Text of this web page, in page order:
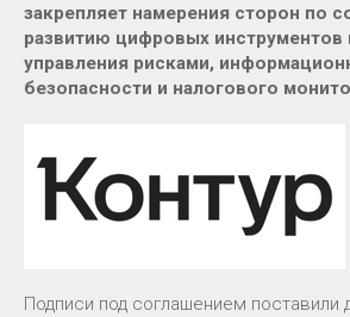
закрепляет намерения сторон по
развитию цифровых инструментов
управления рисками,
безопасности и налогового
Подписи под соглашением поставили